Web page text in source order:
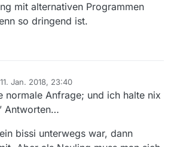
mit alternativen Programmen
so dringend ist.
11. Jan. 2018, 23:40
von
normale Anfrage; und ich halte nix
Antworten…
bissi unterwegs war, dann